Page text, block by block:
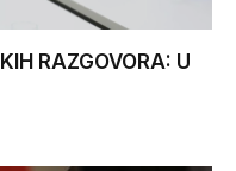
RAZGOVORA: U